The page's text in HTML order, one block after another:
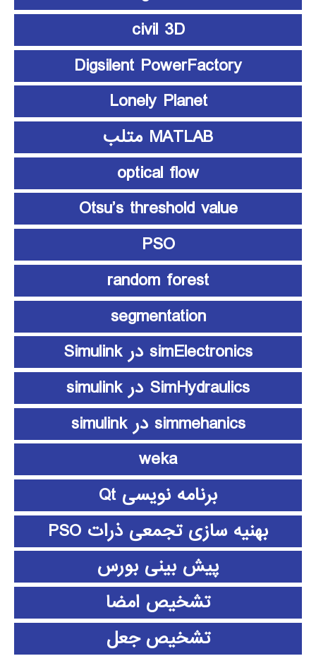
civil 3D
Digsilent PowerFactory
Lonely Planet
MATLAB متلب
optical flow
Otsu’s threshold value
PSO
random forest
segmentation
simElectronics در Simulink
SimHydraulics در simulink
simmehanics در simulink
weka
برنامه نویسی Qt
بهنیه سازی تجمعی ذرات PSO
پیش بینی بورس
تشخیص امضا
تشخیص جعل